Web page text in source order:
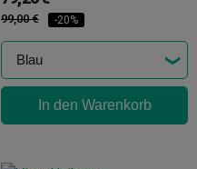
99,00 € -20%
In den Warenkorb